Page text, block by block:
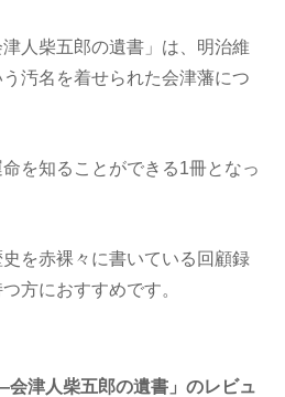
人柴五郎の遺書」は、明治維
汚名を着せられた会津藩につ
を知ることができる1冊となっ
を赤裸々に書いている回顧録
方におすすめです。
会津人柴五郎の遺書」のレビュ